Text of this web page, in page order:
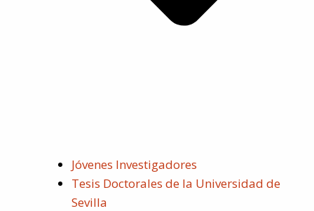
Jóvenes Investigadores
Tesis Doctorales de la Universidad de
Sevilla